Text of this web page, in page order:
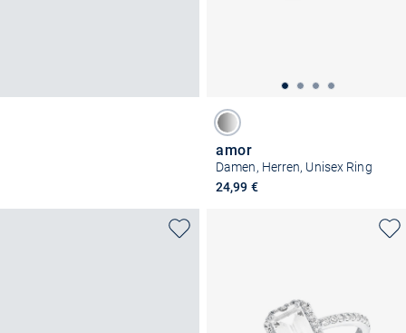
amor
Damen, Herren, Unisex Ring
24,99 €